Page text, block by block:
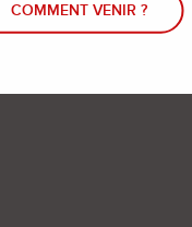
COMMENT VENIR ?